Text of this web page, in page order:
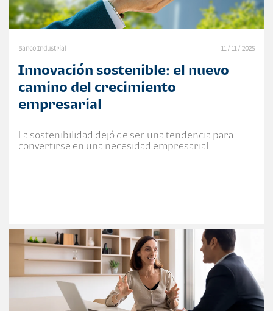
Banco Industrial 11 / 11 / 2025
Innovación sostenible: el nuevo
camino del crecimiento
empresarial
La sostenibilidad dejó de ser una tendencia para
convertirse en una necesidad empresarial.